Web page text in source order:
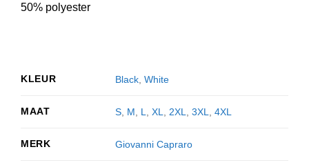
50% polyester
KLEUR Black ,White
MAAT S M L ,XL 2XL ,3XL ,4XL
MERK Giovanni Capraro